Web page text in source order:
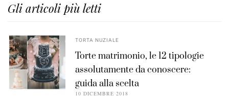
Gli articoli più letti
TORTA NUZIALE
Torte matrimonio, le 12 tipologie
assolutamente da conoscere:
guida alla scelta
10 DICEMBRE 2018